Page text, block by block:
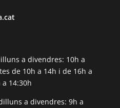
a divendres: 10h a
de 10h a 14h i de 16h a
14:30h
a divendres: 9h a